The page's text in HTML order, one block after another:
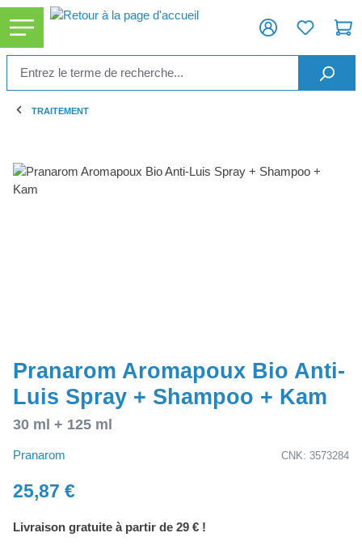
principal
TRAITEMENT
Ignorer la galerie d'images
Pranarom Aromapoux Bio Anti-
Luis Spray + Shampoo + Kam
30 ml + 125 ml
Pranarom CNK: 3573284
25,87 €
Livraison gratuite à partir de 29 € !